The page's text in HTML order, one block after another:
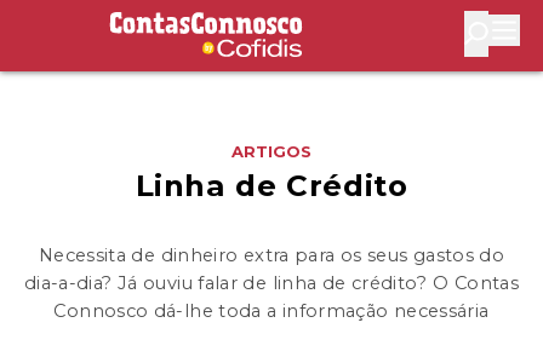
Contas Connosco by Cofidis
ARTIGOS
Linha de Crédito
Necessita de dinheiro extra para os seus gastos do
dia-a-dia? Já ouviu falar de linha de crédito? O Contas
Connosco dá-lhe toda a informação necessária